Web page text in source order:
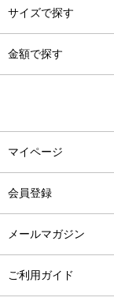
サイズで探す
金額で探す
マイページ
会員登録
メールマガジン
ご利用ガイド